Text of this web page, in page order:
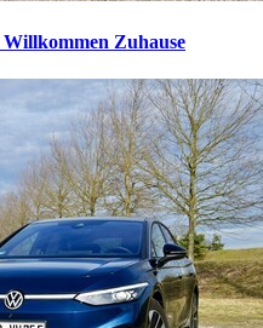
Willkommen Zuhause